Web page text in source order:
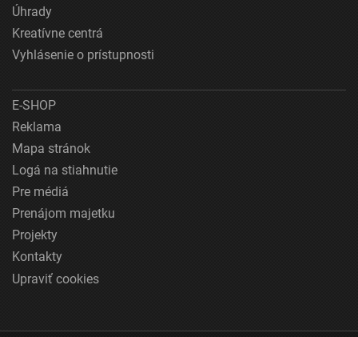
Úhrady
Kreatívne centrá
Vyhlásenie o prístupnosti
E-SHOP
Reklama
Mapa stránok
Logá na stiahnutie
Pre médiá
Prenájom majetku
Projekty
Kontakty
Upraviť cookies